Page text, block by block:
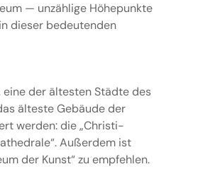
— unzählige Höhepunkte
dieser bedeutenden
eine der ältesten Städte des
älteste Gebäude der
werden: die „Christi-
Außerdem ist
der Kunst“ zu empfehlen.